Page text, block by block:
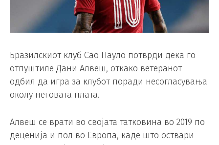
Бразилскиот клуб Сао Пауло потврди дека го
отпуштиле Дани Алвеш, откако ветеранот
одбил да игра за клубот поради несогласувања
околу неговата плата.
Алвеш се врати во својата татковина во 2019 по
деценија и пол во Европа, каде што оствари